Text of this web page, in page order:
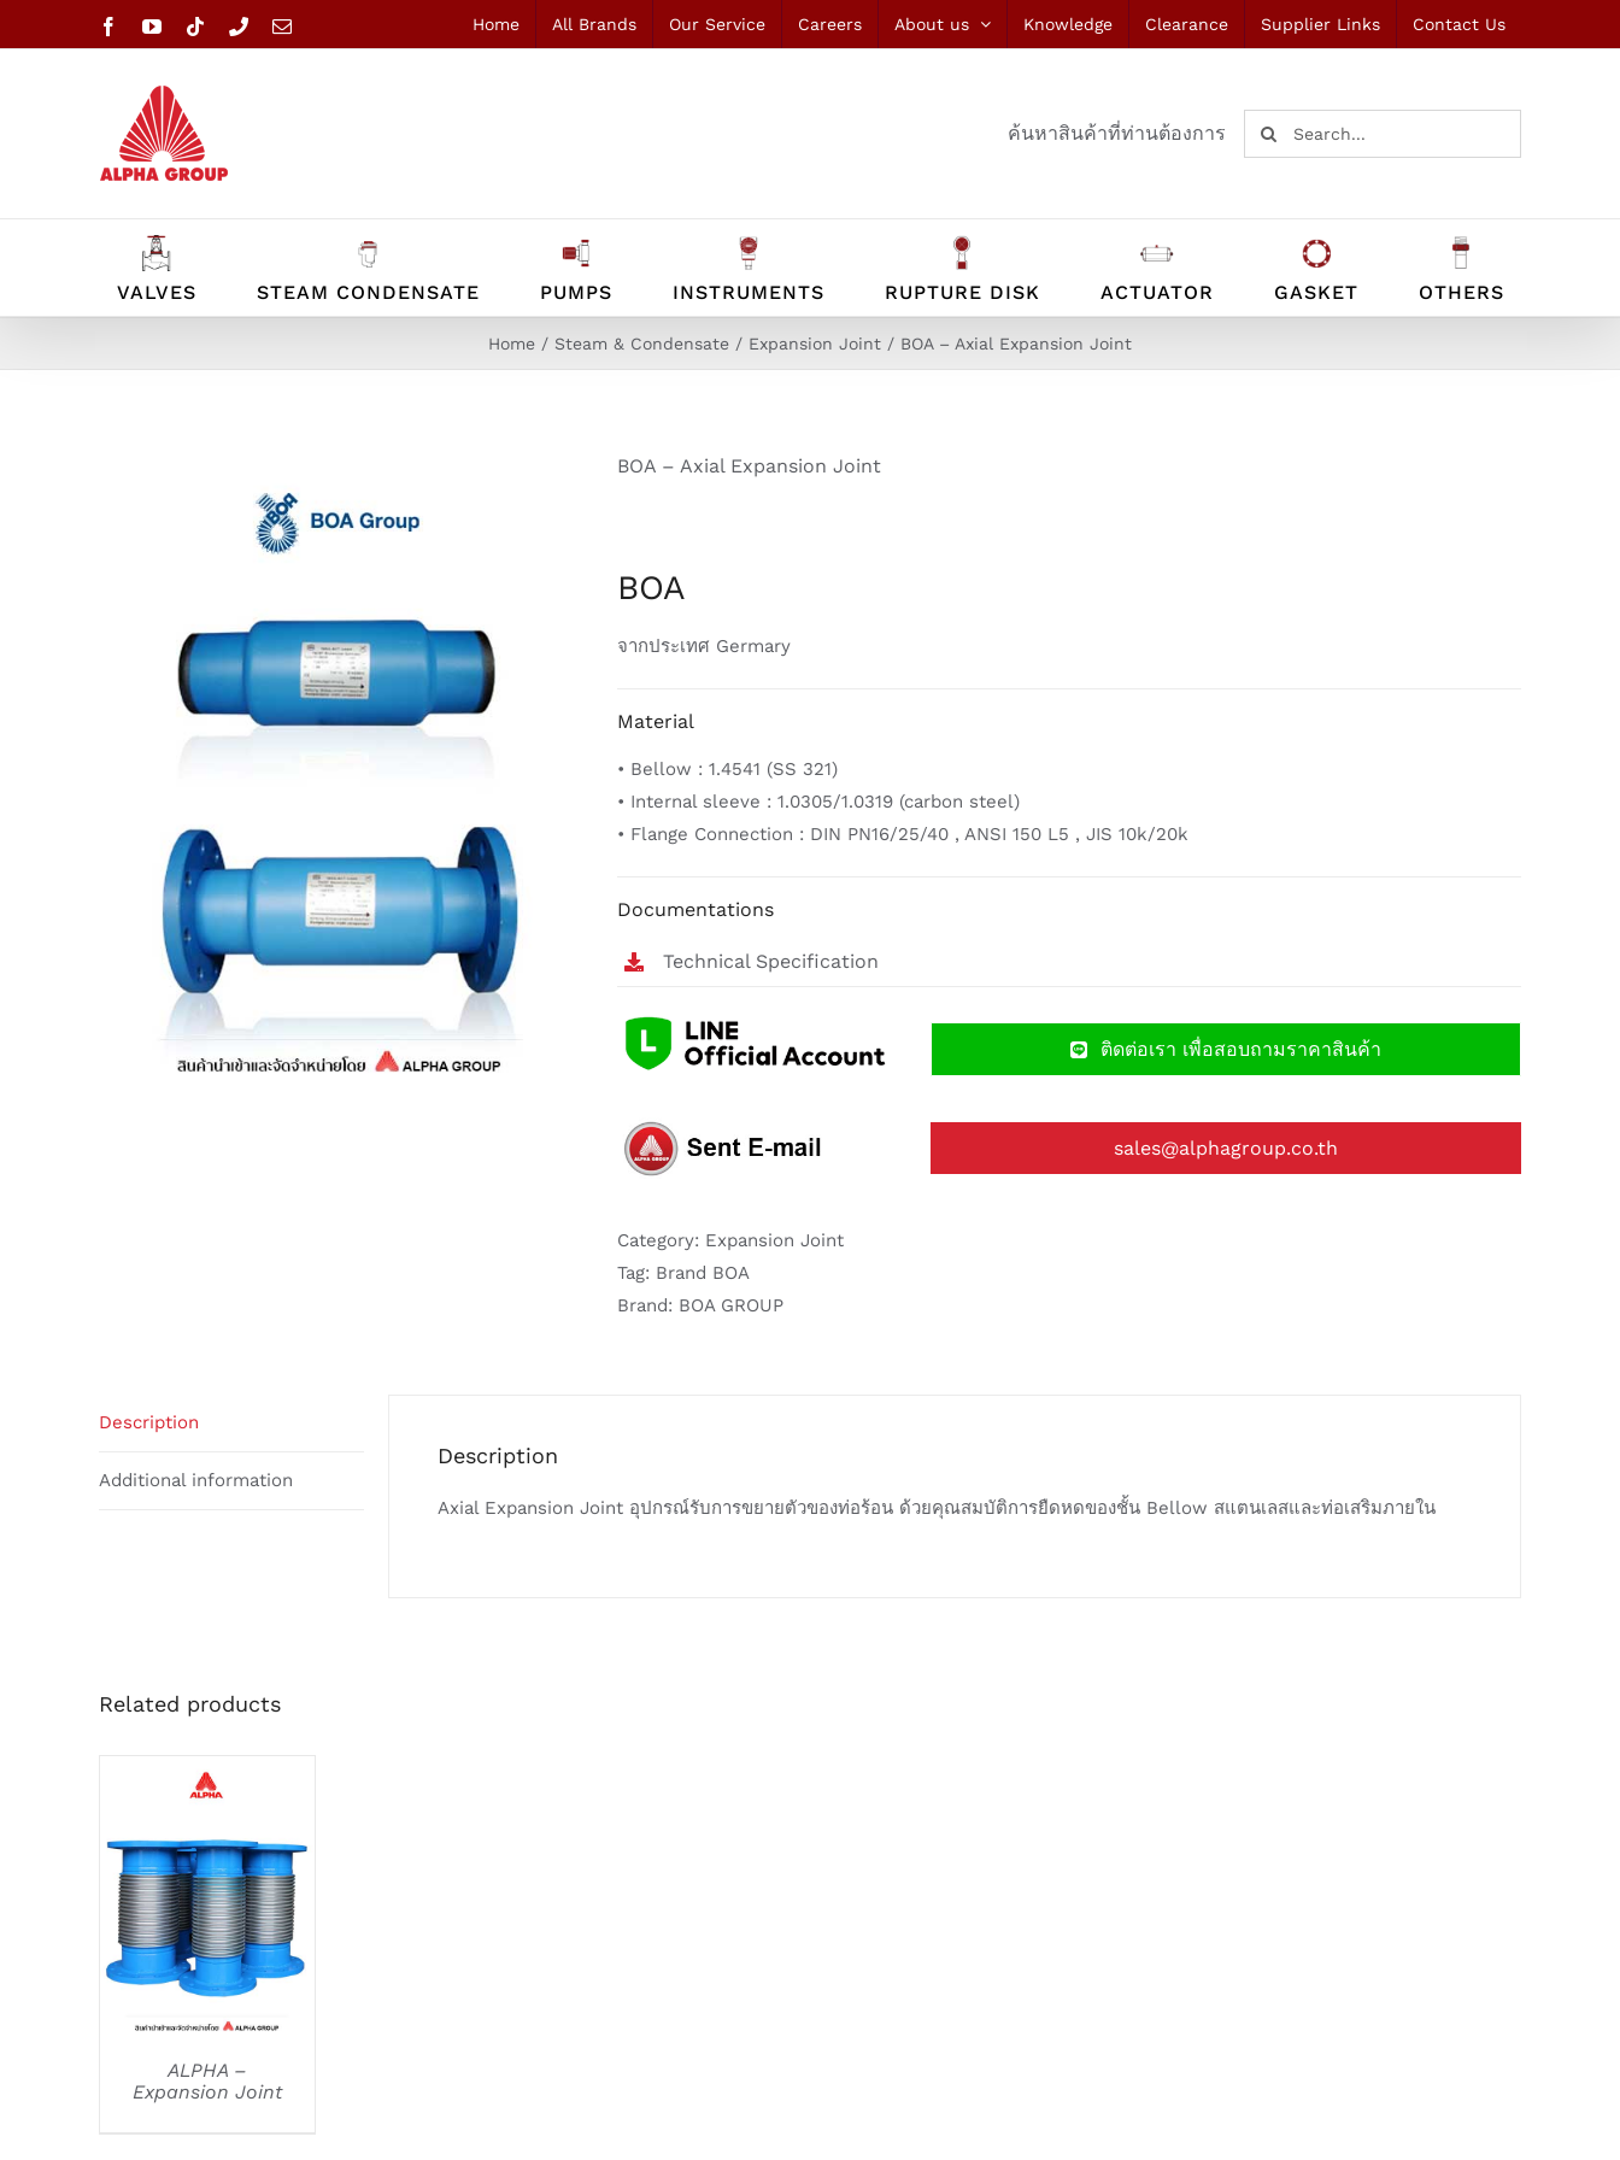
to
FacebookYouTubeTiktokPhoneEmail Home All Brands Our Service Careers About us Knowledge Clearance Supplier Links Contact Us
ค้นหาสินค้าที่ท่านต้องการ
Search
for:
VALVES STEAM CONDENSATE PUMPS INSTRUMENTS RUPTURE DISK ACTUATOR GASKET OTHERS
Home Steam & Condensate Expansion Joint BOA – Axial Expansion Joint
BOA – Axial Expansion Joint
BOA
จากประเทศ Germary
Material
• Bellow : 1.4541 (SS 321)
• Internal sleeve : 1.0305/1.0319 (carbon steel)
• Flange Connection : DIN PN16/25/40 , ANSI 150 L5 , JIS 10k/20k
Documentations
Technical Specification
ติดต่อเรา เพื่อสอบถามราคาสินค้า
sales@alphagroup.co.th
Category: Expansion Joint
Tag: Brand BOA
Brand: BOA GROUP
Description
Additional information
Description
Axial Expansion Joint อุปกรณ์รับการขยายตัวของท่อร้อน ด้วยคุณสมบัติการยืดหดของชั้น Bellow สแตนเลสและท่อเสริมภายใน
Related products
DETAILS
ALPHA –
Expansion Joint